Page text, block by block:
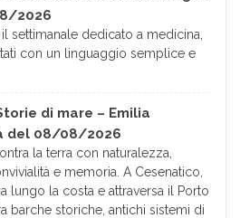
2026
settimanale dedicato a medicina,
con un linguaggio semplice e
di mare – Emilia
del 08/08/2026
la terra con naturalezza,
e memoria. A Cesenatico,
lungo la costa e attraversa il Porto
barche storiche, antichi sistemi di